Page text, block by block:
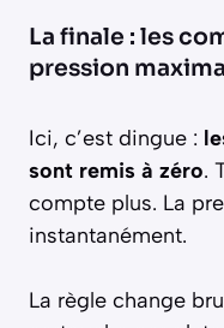
La finale : les
pression
Ici, c’est dingue :
sont remis à zéro.
compte plus. La
instantanément.
La règle change